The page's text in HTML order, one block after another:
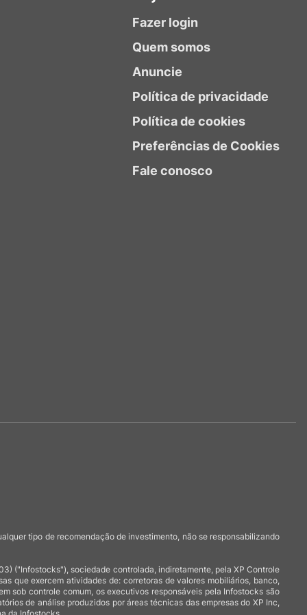
Fazer login
Quem somos
Anuncie
Política de privacidade
Política de cookies
Preferências de Cookies
Fale conosco
tipo de recomendação de investimento, não se responsabilizando
("Infostocks"), sociedade controlada, indiretamente, pela XP Controle
que exercem atividades de: corretoras de valores mobiliários, banco,
sob controle comum, os executivos responsáveis pela Infostocks são
de análise produzidos por áreas técnicas das empresas do XP Inc,